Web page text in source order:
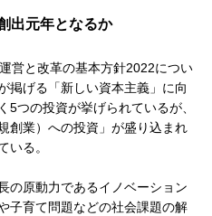
出元年となるか
営と改革の基本方針2022につい
掲げる「新しい資本主義」に向
5つの投資が挙げられているが、
創業）への投資」が盛り込まれ
いる。
の原動力であるイノベーション
子育て問題などの社会課題の解